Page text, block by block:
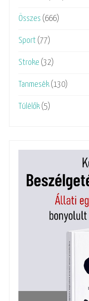
Összes (666)
Sport (77)
Stroke (32)
Tanmesék (130)
Túlélők (5)